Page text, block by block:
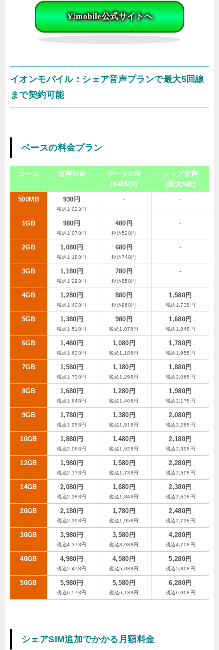
Y!mobile公式サイトへ
イオンモバイル：シェア音声プランで最大5回線
まで契約可能
ベースの料金プラン
コース 音声SIM
データSIM
(SMSﾅｼ)
シェア音声
(最大5枚)
500MB 930円
税込1,023円
- -
1GB 980円
税込1,078円
480円
税込528円
-
2GB 1,080円
税込1,188円
680円
税込748円
-
3GB 1,180円
税込1,298円
780円
税込858円
-
4GB 1,280円
税込1,408円
880円
税込968円
1,580円
税込1,738円
5GB 1,380円
税込1,518円
980円
税込1,078円
1,680円
税込1,848円
6GB 1,480円
税込1,628円
1,080円
税込1,188円
1,780円
税込1,958円
7GB 1,580円
税込1,738円
1,180円
税込1,298円
1,880円
税込2,068円
8GB 1,680円
税込1,848円
1,280円
税込1,408円
1,980円
税込2,178円
9GB 1,780円
税込1,958円
1,380円
税込1,518円
2,080円
税込2,288円
10GB 1,880円
税込2,068円
1,480円
税込1,628円
2,180円
税込2,398円
12GB 1,980円
税込2,178円
1,580円
税込1,738円
2,280円
税込2,508円
14GB 2,080円
税込2,288円
1,680円
税込1,848円
2,380円
税込2,618円
20GB 2,180円
税込2,398円
1,780円
税込1,958円
2,480円
税込2,728円
30GB 3,980円
税込4,378円
3,580円
税込3,938円
4,280円
税込4,708円
40GB 4,980円
税込5,478円
4,580円
税込5,038円
5,280円
税込5,808円
50GB 5,980円
税込6,578円
5,580円
税込6,138円
6,280円
税込6,908円
シェアSIM追加でかかる月額料金